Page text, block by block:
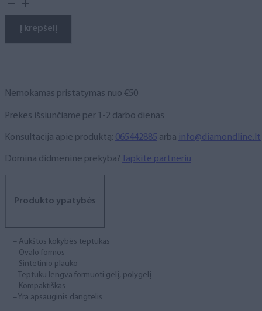
mentele,
Į krepšelį
Nemokamas pristatymas nuo €50
Prekes išsiunčiame per 1-2 darbo dienas
Konsultacija apie produktą: 065442885 arba info@diamondline.lt
Domina didmeninė prekyba? Tapkite partneriu
Produkto ypatybės
– Aukštos kokybės teptukas
– Ovalo formos
– Sintetinio plauko
– Teptuku lengva formuoti gelį, polygelį
– Kompaktiškas
– Yra apsauginis dangtelis